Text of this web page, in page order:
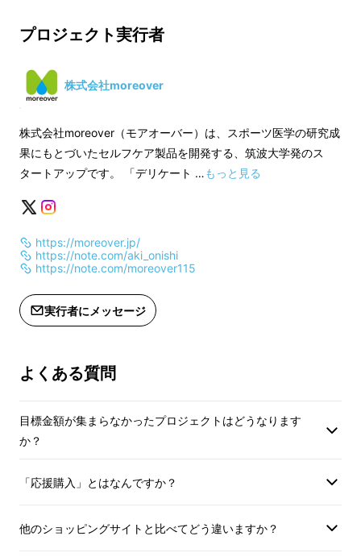
でご注意ください。
筑波大学所属時に取り組んだ研究成果を基に開
るものではありません。
※デザイン・仕様は変更になる可能性
※ご注文状況、使用部材の供給状況、
製造工程上の都合等により出荷時期が
遅れる場合があり
プロジェクト実行者
株式会社moreover
株式会社moreover（モアオーバー）は、スポーツ医学の研究成
果にもとづいたセルフケア製品を開発する、筑波大学発のス
タートアップです。 「デリケート …もっと見る
https://moreover.jp/
https://note.com/aki_onishi
https://note.com/moreover115
実行者にメッセージ
よくある質問
目標金額が集まらなかったプロジェクトはどうなります
か？
「応援購入」とはなんですか？
他のショッピングサイトと比べてどう違いますか？